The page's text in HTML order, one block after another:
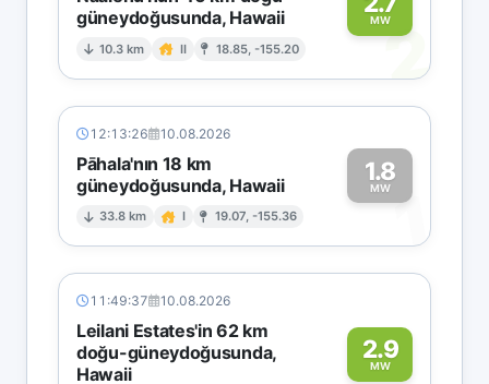
güneydoğusunda, Hawaii
10.3 km II 18.85, -155.20
MW2
12:13:26 10.08.2026
Pāhala'nın 18 km
güneydoğusunda, Hawaii
33.8 km I 19.07, -155.36
1.8
MW1
11:49:37 10.08.2026
Leilani Estates'in 62 km
doğu-güneydoğusunda,
Hawaii
2.9
MW